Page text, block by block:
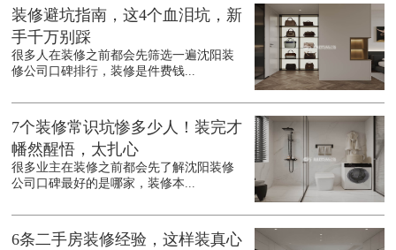
装修避坑指南，这4个血泪坑，新
手千万别踩
很多人在装修之前都会先筛选一遍沈阳装
修公司口碑排行，装修是件费钱...
7个装修常识坑惨多少人！装完才
幡然醒悟，太扎心
很多业主在装修之前都会先了解沈阳装修
公司口碑最好的是哪家，装修本...
6条二手房装修经验，这样装真心